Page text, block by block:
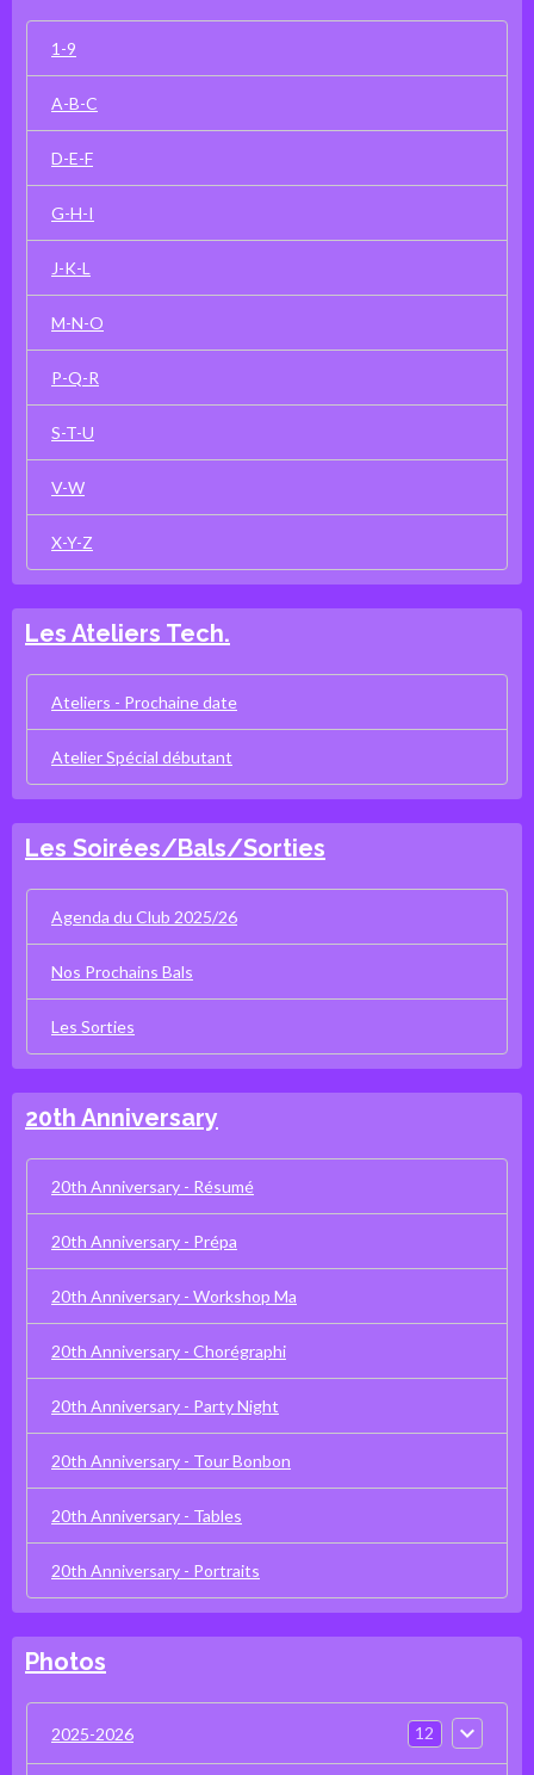
1-9
A-B-C
D-E-F
G-H-I
J-K-L
M-N-O
P-Q-R
S-T-U
V-W
X-Y-Z
Les Ateliers Tech.
Ateliers - Prochaine date
Atelier Spécial débutant
Les Soirées/Bals/Sorties
Agenda du Club 2025/26
Nos Prochains Bals
Les Sorties
20th Anniversary
20th Anniversary - Résumé
20th Anniversary - Prépa
20th Anniversary - Workshop Ma
20th Anniversary - Chorégraphi
20th Anniversary - Party Night
20th Anniversary - Tour Bonbon
20th Anniversary - Tables
20th Anniversary - Portraits
Photos
2025-2026 12